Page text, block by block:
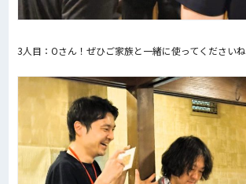
3人目：Oさん！ぜひご家族と一緒に使ってくださいね